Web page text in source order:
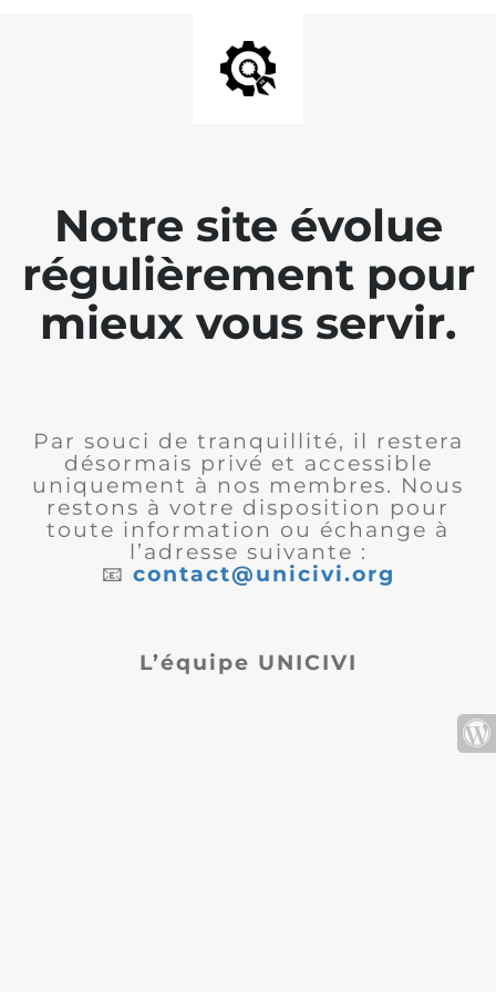
Notre site évolue
régulièrement pour
mieux vous servir.
Par souci de tranquillité, il restera
désormais privé et accessible
uniquement à nos membres. Nous
restons à votre disposition pour
toute information ou échange à
l’adresse suivante :
📧 contact@unicivi.org
L’équipe UNICIVI